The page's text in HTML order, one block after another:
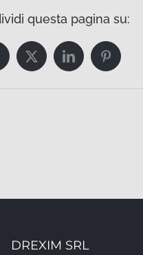
questa pagina su:
TwitterLinkedInPinterest
DREXIM SRL